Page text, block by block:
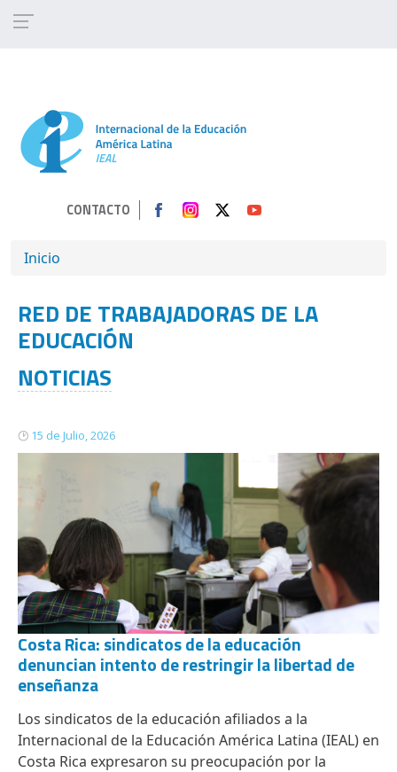
CONTACTO
SOBRESCRIBIR ENLACES DE AYUDA A
Inicio
RED DE TRABAJADORAS DE LA
EDUCACIÓN
NOTICIAS
15 de Julio, 2026
Costa Rica: sindicatos de la educación
denuncian intento de restringir la libertad de
enseñanza
Los sindicatos de la educación afiliados a la
Internacional de la Educación América Latina (IEAL) en
Costa Rica expresaron su preocupación por la